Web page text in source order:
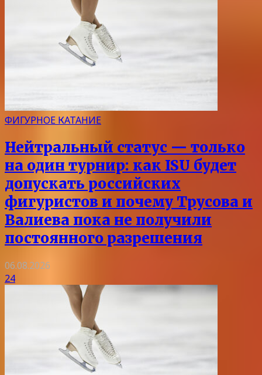
ФИГУРНОЕ КАТАНИЕ
Нейтральный статус — только
на один турнир: как ISU будет
допускать российских
фигуристов и почему Трусова и
Валиева пока не получили
постоянного разрешения
06.08.2026
24